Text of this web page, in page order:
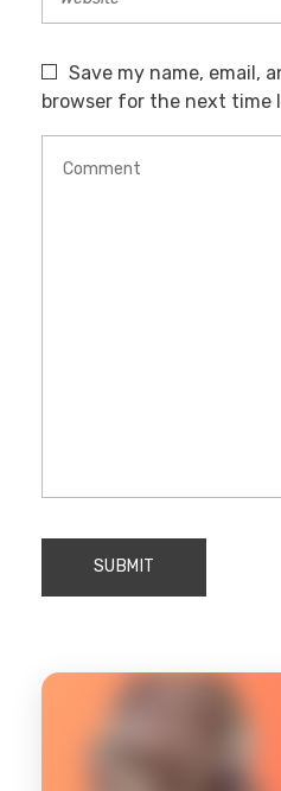
Save my name, email,
browser for the next time